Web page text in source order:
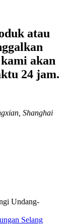
atau
akan
24 jam.
Shanghai
Undang-
Selang